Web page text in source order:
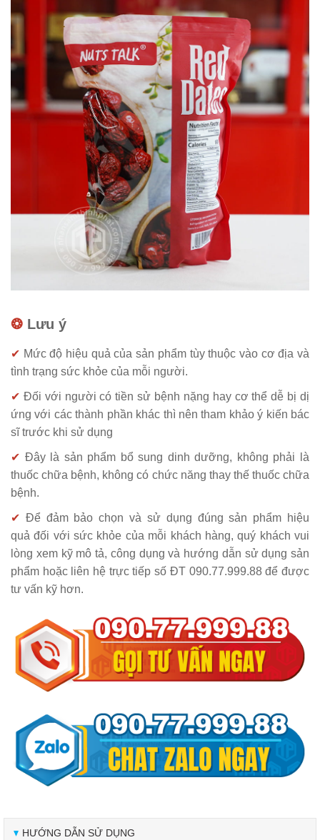
❂ Lưu ý
✔ Mức độ hiệu quả của sản phẩm tùy thuộc vào cơ địa và
tình trạng sức khỏe của mỗi người.
✔ Đối với người có tiền sử bệnh nặng hay cơ thể dễ bị dị
ứng với các thành phần khác thì nên tham khảo ý kiến bác
sĩ trước khi sử dụng
✔ Đây là sản phẩm bổ sung dinh dưỡng, không phải là
thuốc chữa bệnh, không có chức năng thay thế thuốc chữa
bệnh.
✔ Để đảm bảo chọn và sử dụng đúng sản phẩm hiệu
quả đối với sức khỏe của mỗi khách hàng, quý khách vui
lòng xem kỹ mô tả, công dụng và hướng dẫn sử dụng sản
phẩm hoặc liên hệ trực tiếp số ĐT 090.77.999.88 để được
tư vấn kỹ hơn.
HƯỚNG DẪN SỬ DỤNG